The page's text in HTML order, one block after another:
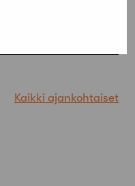
Kaikki ajankohtaiset